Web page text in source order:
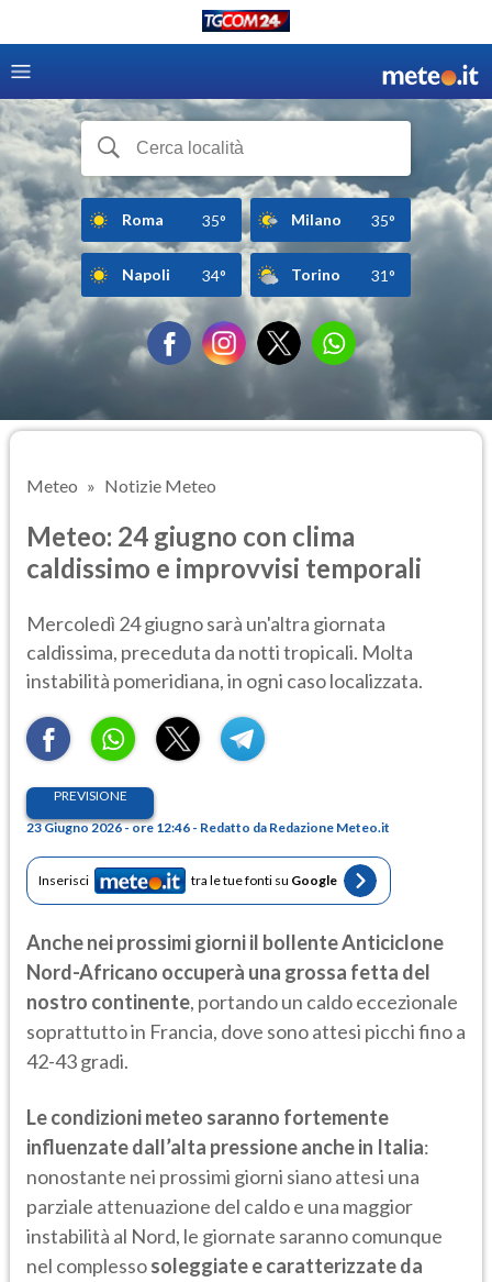
Roma 35° Milano 35°
Napoli 34° Torino 31°
Meteo Notizie Meteo
Meteo: 24 giugno con clima
caldissimo e improvvisi temporali
Mercoledì 24 giugno sarà un'altra giornata
caldissima, preceduta da notti tropicali. Molta
instabilità pomeridiana, in ogni caso localizzata.
PREVISIONE
23 Giugno 2026 - ore 12:46 - Redatto da Redazione Meteo.it
Inserisci tra le tue fonti su Google
Anche nei prossimi giorni il bollente Anticiclone
Nord-Africano occuperà una grossa fetta del
nostro continente, portando un caldo eccezionale
soprattutto in Francia, dove sono attesi picchi fino a
42-43 gradi.
Le condizioni meteo saranno fortemente
influenzate dall’alta pressione anche in Italia:
nonostante nei prossimi giorni siano attesi una
parziale attenuazione del caldo e una maggior
instabilità al Nord, le giornate saranno comunque
nel complessosoleggiate e caratterizzate da